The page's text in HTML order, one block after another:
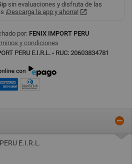
sin evaluaciones y disfruta de las
¡Descarga la app y ahorra!
por: FENIX IMPORT PERU
y condiciones
PERU E.I.R.L. - RUC: 20603834781
E.I.R.L.